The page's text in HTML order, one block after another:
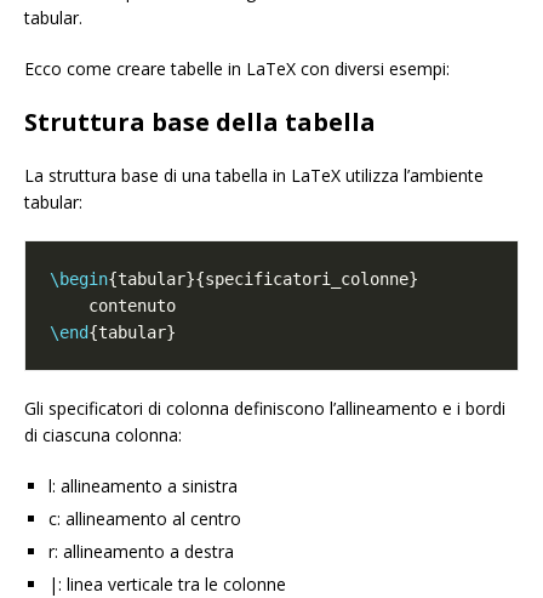
tabular.
Ecco come creare tabelle in LaTeX con diversi esempi:
Struttura base della tabella
La struttura base di una tabella in LaTeX utilizza l’ambiente
tabular:
\begin
\end
Gli specificatori di colonna definiscono l’allineamento e i bordi
di ciascuna colonna:
l: allineamento a sinistra
c: allineamento al centro
r: allineamento a destra
|: linea verticale tra le colonne